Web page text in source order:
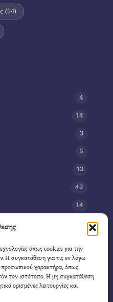
όπως cookies για την
Η συγκατάθεση για τις εν λόγω
προσωπικού χαρακτήρα, όπως
τον ιστότοπο. Η μη συγκατάθεση
ορισμένες λειτουργίες και
(54)
4
14
3
5
13
42
14
11
4